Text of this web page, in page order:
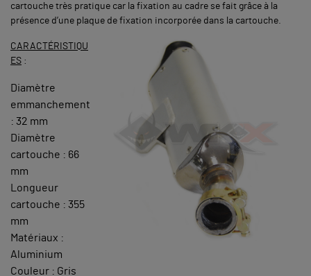
cartouche très pratique car la fixation au cadre se fait grâce à la
présence d’une plaque de fixation incorporée dans la cartouche.
CARACTÉRISTIQU
ES :
Diamètre
emmanchement
: 32 mm
Diamètre
cartouche : 66
mm
Longueur
cartouche : 355
mm
Matériaux :
Aluminium
Couleur : Gris